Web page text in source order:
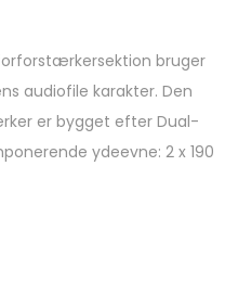
bruger
audiofile karakter. Den
er bygget efter Dual-
ydeevne: 2 x 190